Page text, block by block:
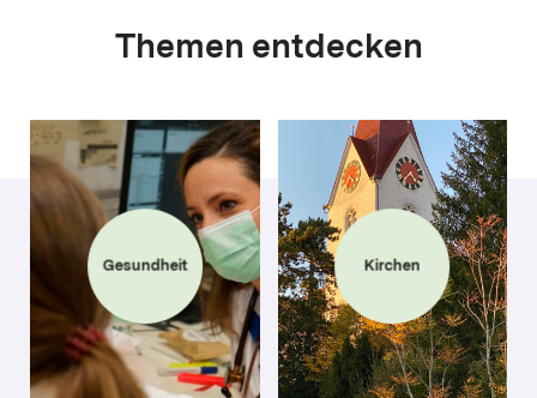
Themen entdecken
Gesundheit Kirchen